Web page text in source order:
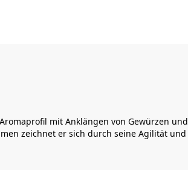
mit Anklängen von Gewürzen und
zeichnet er sich durch seine Agilität und